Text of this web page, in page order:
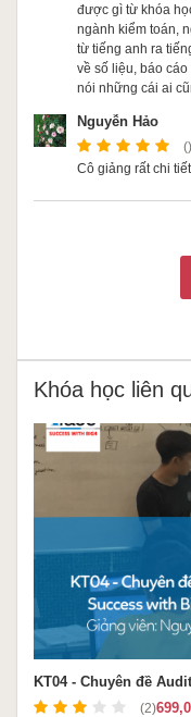
được gì từ khóa
ngành kiểm toán,
từ tiếng anh ra
về số liệu, báo
nói những cái ai
Nguyễn Hảo
()
Cô giảng rất chi tiết
Khóa học liên
KT04 - Chuyên đề
(2)